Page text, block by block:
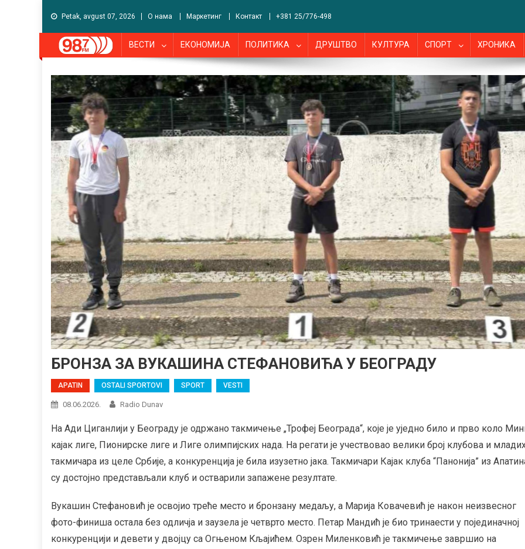
Petak, avgust 07, 2026 О нама Маркетинг Контакт +381 25/776-498
ВЕСТИ ЕКОНОМИЈА ПОЛИТИКА ДРУШТВО КУЛТУРА СПОРТ ХРОНИКА
БРОНЗА ЗА ВУКАШИНА СТЕФАНОВИЋА У БЕОГРАДУ
APATIN OSTALI SPORTOVI SPORT VESTI
08.06.2026. Radio Dunav
На Ади Циганлији у Београду је одржано такмичење „Трофеј Београда“, које је уједно било и прво коло
кајак лиге, Пионирске лиге и Лиге олимпијских нада. На регати је учествовао велики број клубова и
такмичара из целе Србије, а конкуренција је била изузетно јака. Такмичари Кајак клуба “Панонија” из
су достојно представљали клуб и остварили запажене резултате.
Вукашин Стефановић је освојио треће место и бронзану медаљу, а Марија Ковачевић је након неизвесног
фото-финиша остала без одличја и заузела је четврто место. Петар Мандић је био тринаести у појединачној
конкуренцији и девети у двојцу са Огњеном Кљајићем. Озрен Миленковић је такмичење завршио на